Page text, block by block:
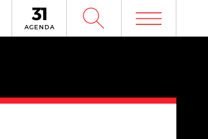
AGENDA W m